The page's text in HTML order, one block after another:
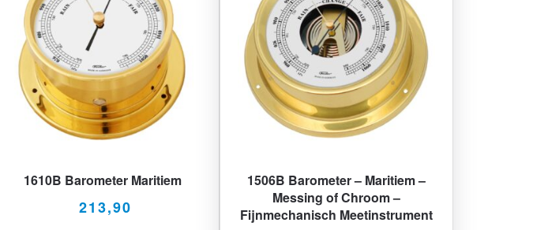
1610B Barometer Maritiem
213,90
1506B Barometer – Maritiem –
Messing of Chroom –
Fijnmechanisch Meetinstrument